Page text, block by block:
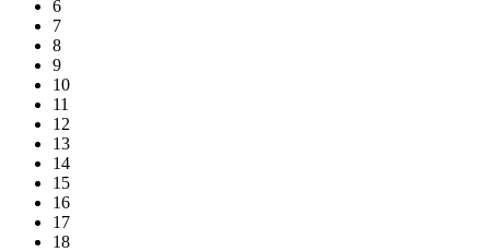
6
7
8
9
10
11
12
13
14
15
16
17
18